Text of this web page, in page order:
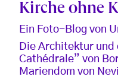
Kirche ohne
Ein Foto-Blog von
Die Architektur
Cathédrale” von
Mariendom von